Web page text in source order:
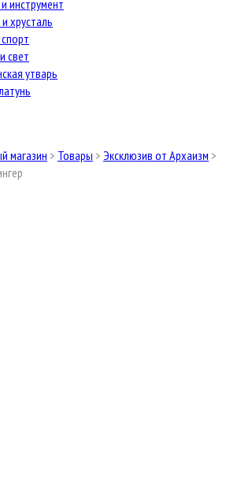
инструмент
хрусталь
свет
утварь
магазин > Товары > Эксклюзив от Архаизм >